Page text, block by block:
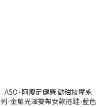
ASO+阿瘦足健康 動磁按摩系
列-金屬光澤雙帶女款拖鞋-藍色